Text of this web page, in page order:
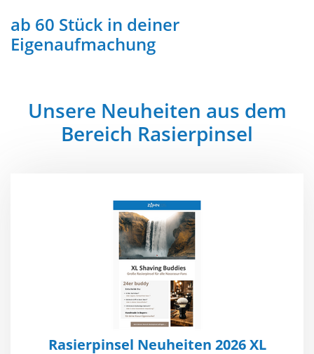
ab 60 Stück in deiner
Eigenaufmachung
Unsere Neuheiten aus dem
Bereich Rasierpinsel
Rasierpinsel Neuheiten 2026 XL